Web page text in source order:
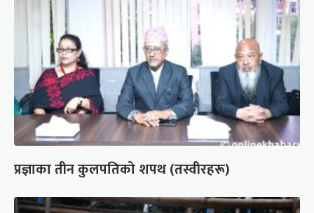
प्रज्ञाका तीन कुलपतिको शपथ (तस्वीरहरू)